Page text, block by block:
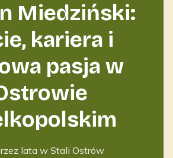
Miedziński:
kariera i
pasja w
lata w Stali Ostrów